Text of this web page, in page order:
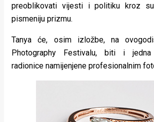
preoblikovati vijesti i politiku kroz
pismeniju prizmu.
Tanya će, osim izložbe, na
Photography Festivalu, biti i
radionice namijenjene profesionalnim